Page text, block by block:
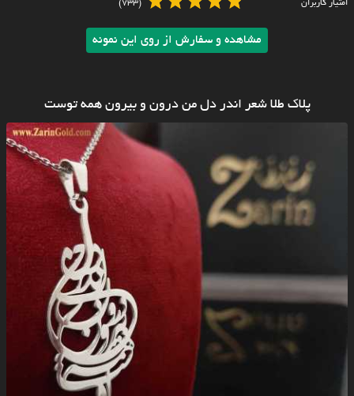
امتیاز کاربران (733)
مشاهده و سفارش از روی این نمونه
پلاک طلا شعر اندر دل من درون و بیرون همه توست